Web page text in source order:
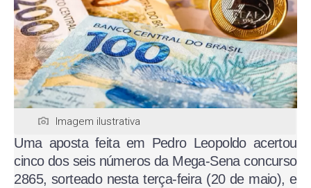
Imagem ilustrativa
Uma aposta feita em Pedro Leopoldo acertou
cinco dos seis números da Mega-Sena concurso
2865, sorteado nesta terça-feira (20 de maio), e